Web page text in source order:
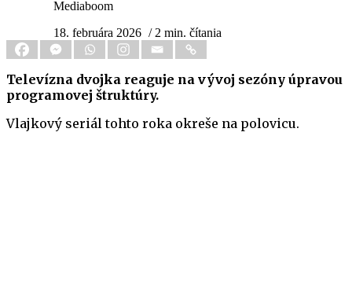
Mediaboom
18. februára 2026 / 2 min. čítania
Televízna dvojka reaguje na vývoj sezóny úpravou
programovej štruktúry.
Vlajkový seriál tohto roka okreše na polovicu.